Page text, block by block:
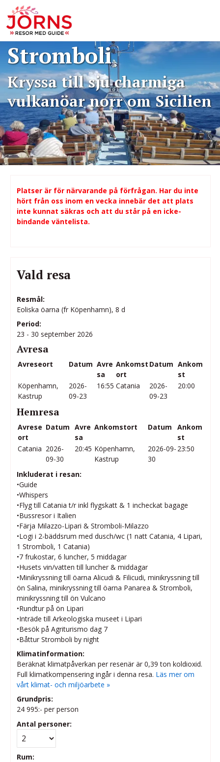
öarna med
Stromboli
Kryssa till sju charmiga
vulkanöar norr om Sicilien
Platser är för närvarande på förfrågan. Har du inte
hört från oss inom en vecka innebär det att plats
inte kunnat säkras och att du står på en icke-
bindande väntelista.
Vald resa
Resmål:
Eoliska öarna (fr Köpenhamn), 8 d
Period:
23 - 30 september 2026
Avresa
Avreseort Datum Avre
sa
Ankomst
ort
Datum Ankom
st
Köpenhamn,
Kastrup
2026-
09-23
16:55 Catania
2026-
09-23
20:00
Hemresa
Avrese
ort
Datum Avre
sa
Ankomstort Datum
Ankom
st
Catania 2026-
09-30
20:45 Köpenhamn,
Kastrup
2026-09-
30
23:50
Inkluderat i resan:
•Guide
•Whispers
•Flyg till Catania t/r inkl flygskatt & 1 incheckat bagage
•Bussresor i Italien
•Färja Milazzo-Lipari & Stromboli-Milazzo
•Logi i 2-bäddsrum med dusch/wc (1 natt Catania, 4 Lipari,
1 Stromboli, 1 Catania)
•7 frukostar, 6 luncher, 5 middagar
•Husets vin/vatten till luncher & middagar
•Minikryssning till öarna Alicudi & Filicudi, minikryssning till
ön Salina, minikryssning till öarna Panarea & Stromboli,
minikryssning till ön Vulcano
•Rundtur på ön Lipari
•Inträde till Arkeologiska museet i Lipari
•Besök på Agriturismo dag 7
•Båttur Stromboli by night
Klimatinformation:
Beräknat klimatpåverkan per resenär är 0,39 ton koldioxid.
Full klimatkompensering ingår i denna resa. Läs mer om
vårt klimat- och miljöarbete »
Grundpris:
24 995:- per person
Antal personer:
Rum: